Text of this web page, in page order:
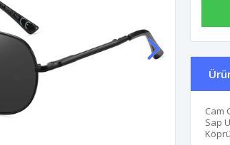
Cam
Sap